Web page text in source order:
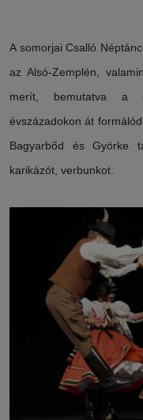
A somorjai Csalló
az Alsó-Zemplén,
merít, bemutatva a
évszázadokon át
Bagyarbőd és Györke
karikázót, verbunkot.